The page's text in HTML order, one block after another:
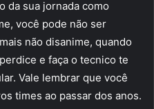
da sua jornada como
você pode não ser
não disanime, quando
e faça o tecnico te
Vale lembrar que você
times ao passar dos anos.